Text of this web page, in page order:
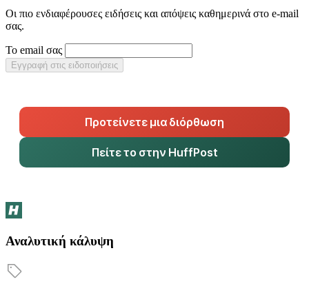
Οι πιο ενδιαφέρουσες ειδήσεις και απόψεις καθημερινά στο e-mail
σας.
Το email σας
Εγγραφή στις ειδοποιήσεις
Προτείνετε μια διόρθωση
Πείτε το στην HuffPost
Αναλυτική κάλυψη